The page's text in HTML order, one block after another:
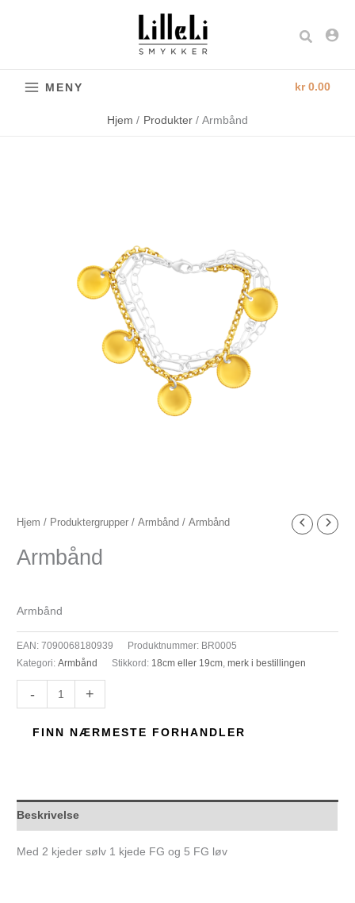
Søk
MENY kr0.00
Hjem Produkter Armbånd
Hjem / Produktergrupper /Armbånd / Armbånd
Armbånd
Armbånd
EAN:7090068180939 Produktnummer: BR0005
Kategori:Armbånd Stikkord: 18cm eller 19cm,merk i bestillingen
-
Armbånd
+
FINN NÆRMESTE FORHANDLER
Beskrivelse
Med 2 kjeder sølv 1 kjede FG og 5 FG løv